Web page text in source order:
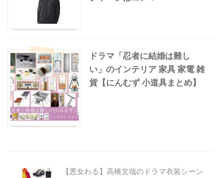
ドラマ「忍者に結婚は難し
い」のインテリア 家具 家電 雑
貨【にんむず 小道具まとめ】
【悪女わる】高橋文哉のドラマ衣装シーン